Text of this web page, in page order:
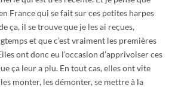
France qui se fait sur ces petites harpes
ça, il se trouve que je les ai reçues,
et que c’est vraiment les premières
ont donc eu l’occasion d’apprivoiser ces
ça leur a plu. En tout cas, elles ont vite
monter, les démonter, se mettre à la